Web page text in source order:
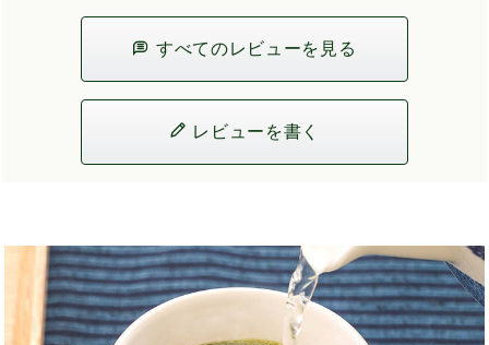
すべてのレビューを見る
レビューを書く